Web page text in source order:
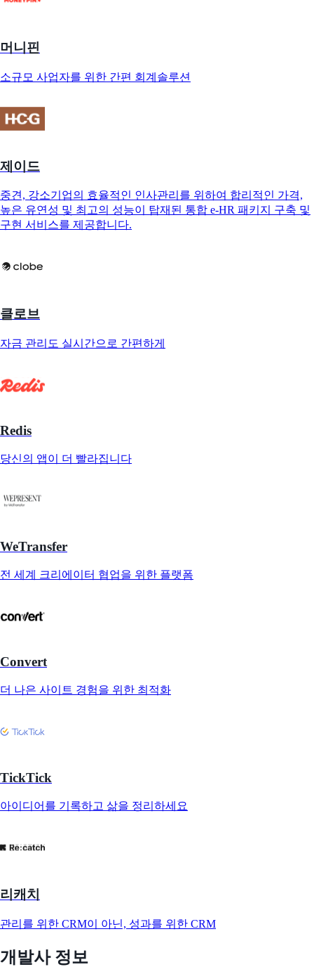
머니핀
소규모 사업자를 위한 간편 회계솔루션
제이드
중견, 강소기업의 효율적인 인사관리를 위하여 합리적인 가격,
높은 유연성 및 최고의 성능이 탑재된 통합 e-HR 패키지 구축 및
구현 서비스를 제공합니다.
클로브
자금 관리도 실시간으로 간편하게
Redis
당신의 앱이 더 빨라집니다
WeTransfer
전 세계 크리에이터 협업을 위한 플랫폼
Convert
더 나은 사이트 경험을 위한 최적화
TickTick
아이디어를 기록하고 삶을 정리하세요
리캐치
관리를 위한 CRM이 아닌, 성과를 위한 CRM
개발사 정보